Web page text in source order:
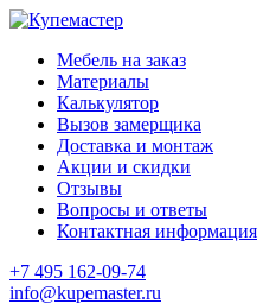
Мебель на заказ
Материалы
Калькулятор
Вызов замерщика
Доставка и монтаж
Акции и скидки
Отзывы
Вопросы и ответы
Контактная информация
+7 495 162-09-74
info@kupemaster.ru